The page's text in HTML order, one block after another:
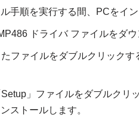
手順を実行する間、PCをイ
ドライバ ファイルをダウ
ファイルをダブルクリックす
」ファイルをダブルクリッ
ストールします。